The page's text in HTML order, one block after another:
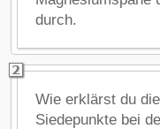
durch.
Wie erklärst du
Siedepunkte bei